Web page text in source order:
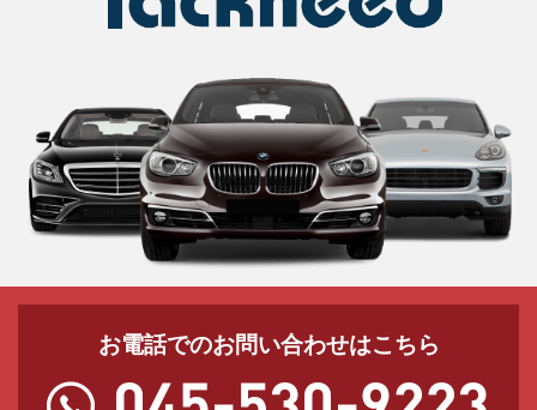
お電話でのお問い合わせはこちら